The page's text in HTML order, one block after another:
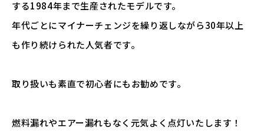
する1984年まで生産されたモデルです。
年代ごとにマイナーチェンジを繰り返しながら30年以上
も作り続けられた人気者です。
取り扱いも素直で初心者にもお勧めです。
燃料漏れやエアー漏れもなく元気よく点灯いたします！